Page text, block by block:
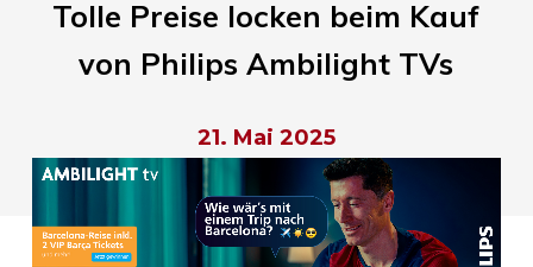
Tolle Preise locken beim Kauf
von Philips Ambilight TVs
21. Mai 2025